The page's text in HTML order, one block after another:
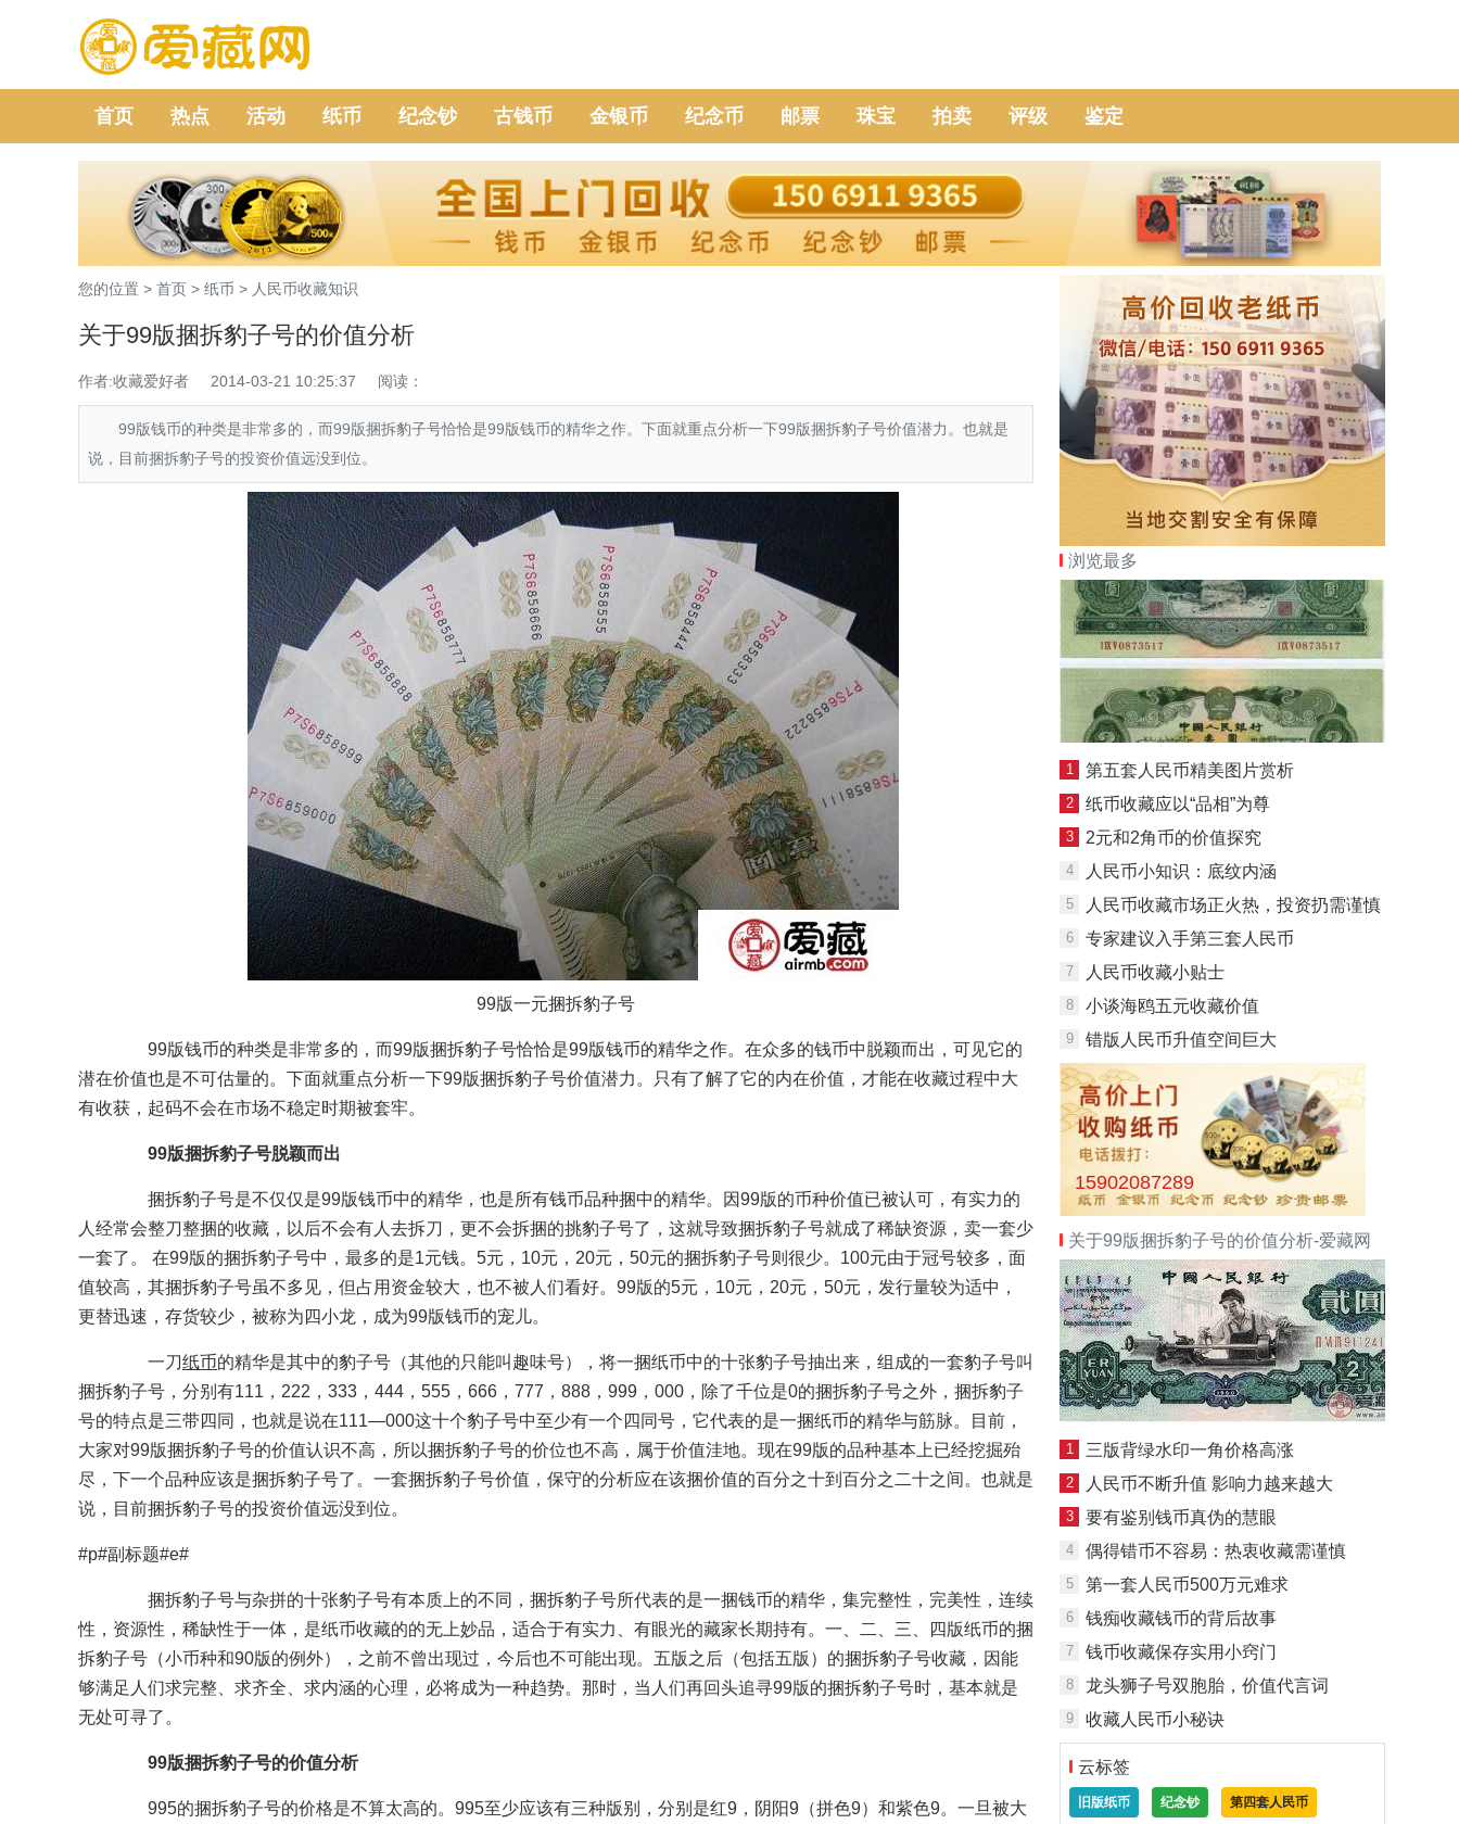
首页 热点 活动 纸币 纪念钞 古钱币 金银币 纪念币 邮票 珠宝 拍卖 评级 鉴定
您的位置 > 首页 > 纸币 > 人民币收藏知识
关于99版捆拆豹子号的价值分析
作者:收藏爱好者 2014-03-21 10:25:37 阅读：
99版钱币的种类是非常多的，而99版捆拆豹子号恰恰是99版钱币的精华之作。下面就重点分析一下99版捆拆豹子号价值潜力。也就是
说，目前捆拆豹子号的投资价值远没到位。
99版一元捆拆豹子号
99版钱币的种类是非常多的，而99版捆拆豹子号恰恰是99版钱币的精华之作。在众多的钱币中脱颖而出，可见它的
潜在价值也是不可估量的。下面就重点分析一下99版捆拆豹子号价值潜力。只有了解了它的内在价值，才能在收藏过程中大
有收获，起码不会在市场不稳定时期被套牢。
99版捆拆豹子号脱颖而出
捆拆豹子号是不仅仅是99版钱币中的精华，也是所有钱币品种捆中的精华。因99版的币种价值已被认可，有实力的
人经常会整刀整捆的收藏，以后不会有人去拆刀，更不会拆捆的挑豹子号了，这就导致捆拆豹子号就成了稀缺资源，卖一套少
一套了。 在99版的捆拆豹子号中，最多的是1元钱。5元，10元，20元，50元的捆拆豹子号则很少。100元由于冠号较多，面
值较高，其捆拆豹子号虽不多见，但占用资金较大，也不被人们看好。99版的5元，10元，20元，50元，发行量较为适中，
更替迅速，存货较少，被称为四小龙，成为99版钱币的宠儿。
一刀纸币的精华是其中的豹子号（其他的只能叫趣味号），将一捆纸币中的十张豹子号抽出来，组成的一套豹子号叫
捆拆豹子号，分别有111，222，333，444，555，666，777，888，999，000，除了千位是0的捆拆豹子号之外，捆拆豹子
号的特点是三带四同，也就是说在111—000这十个豹子号中至少有一个四同号，它代表的是一捆纸币的精华与筋脉。目前，
大家对99版捆拆豹子号的价值认识不高，所以捆拆豹子号的价位也不高，属于价值洼地。现在99版的品种基本上已经挖掘殆
尽，下一个品种应该是捆拆豹子号了。一套捆拆豹子号价值，保守的分析应在该捆价值的百分之十到百分之二十之间。也就是
说，目前捆拆豹子号的投资价值远没到位。
#p#副标题#e#
捆拆豹子号与杂拼的十张豹子号有本质上的不同，捆拆豹子号所代表的是一捆钱币的精华，集完整性，完美性，连续
性，资源性，稀缺性于一体，是纸币收藏的的无上妙品，适合于有实力、有眼光的藏家长期持有。一、二、三、四版纸币的捆
拆豹子号（小币种和90版的例外），之前不曾出现过，今后也不可能出现。五版之后（包括五版）的捆拆豹子号收藏，因能
够满足人们求完整、求齐全、求内涵的心理，必将成为一种趋势。那时，当人们再回头追寻99版的捆拆豹子号时，基本就是
无处可寻了。
99版捆拆豹子号的价值分析
995的捆拆豹子号的价格是不算太高的。995至少应该有三种版别，分别是红9，阴阳9（拼色9）和紫色9。一旦被大
浏览最多
1 第五套人民币精美图片赏析
2 纸币收藏应以“品相”为尊
3 2元和2角币的价值探究
4 人民币小知识：底纹内涵
5 人民币收藏市场正火热，投资扔需谨慎
6 专家建议入手第三套人民币
7 人民币收藏小贴士
8 小谈海鸥五元收藏价值
9 错版人民币升值空间巨大
15902087289
关于99版捆拆豹子号的价值分析-爱藏网
1 三版背绿水印一角价格高涨
2 人民币不断升值 影响力越来越大
3 要有鉴别钱币真伪的慧眼
4 偶得错币不容易：热衷收藏需谨慎
5 第一套人民币500万元难求
6 钱痴收藏钱币的背后故事
7 钱币收藏保存实用小窍门
8 龙头狮子号双胞胎，价值代言词
9 收藏人民币小秘诀
云标签
旧版纸币 纪念钞 第四套人民币